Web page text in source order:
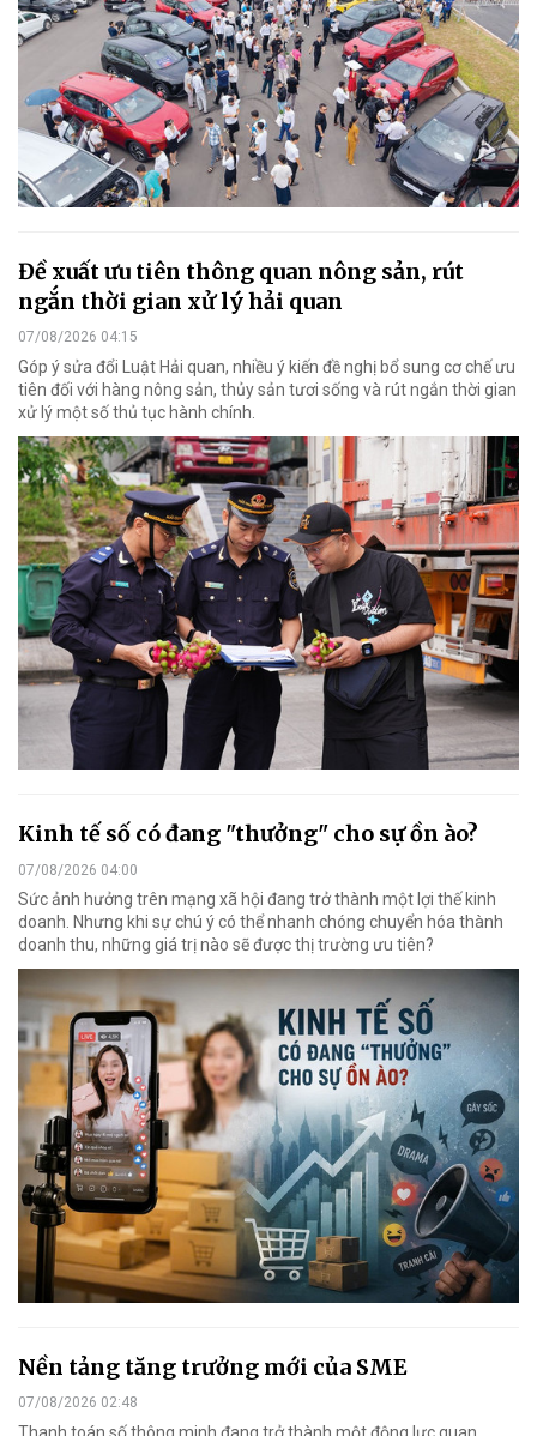
Đề xuất ưu tiên thông quan nông sản, rút
ngắn thời gian xử lý hải quan
07/08/2026 04:15
Góp ý sửa đổi Luật Hải quan, nhiều ý kiến đề nghị bổ sung cơ chế ưu
tiên đối với hàng nông sản, thủy sản tươi sống và rút ngắn thời gian
xử lý một số thủ tục hành chính.
Kinh tế số có đang "thưởng" cho sự ồn ào?
07/08/2026 04:00
Sức ảnh hưởng trên mạng xã hội đang trở thành một lợi thế kinh
doanh. Nhưng khi sự chú ý có thể nhanh chóng chuyển hóa thành
doanh thu, những giá trị nào sẽ được thị trường ưu tiên?
Nền tảng tăng trưởng mới của SME
07/08/2026 02:48